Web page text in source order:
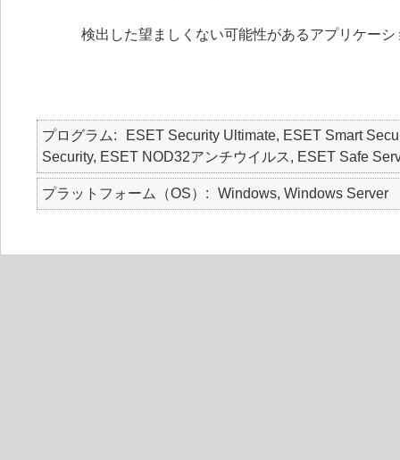
検出した望ましくない可能性があるアプリケー
プログラム
ESET Security Ultimate, ESET Smart
Security, ESET NOD32アンチウイルス, ESET Safe
プラットフォーム（OS） Windows, Windows Server